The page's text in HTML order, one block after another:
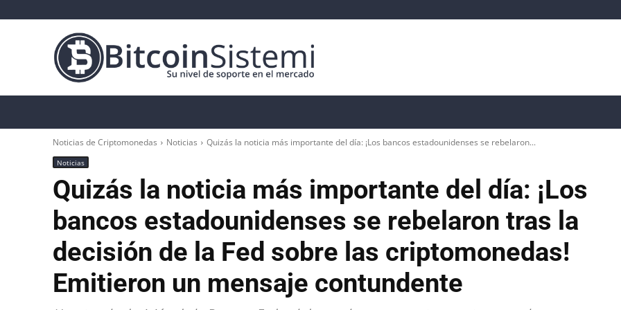
Noticias de Criptomonedas Noticias Quizás la noticia más importante del día: ¡Los bancos estadounidenses se rebelaron...
Noticias
Quizás la noticia más importante del día: ¡Los
bancos estadounidenses se rebelaron tras la
decisión de la Fed sobre las criptomonedas!
Emitieron un mensaje contundente